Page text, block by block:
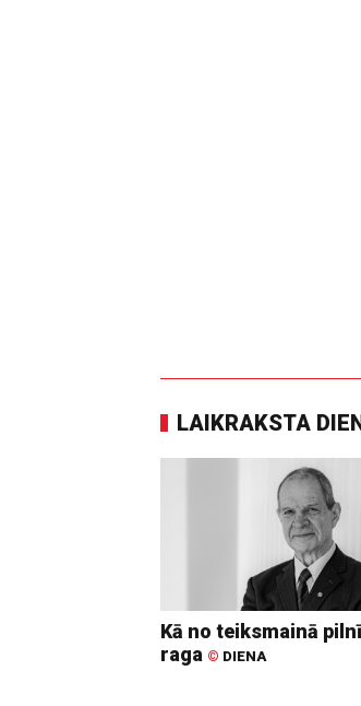
LAIKRAKSTA
Kā no teiksmainā
raga © DIENA